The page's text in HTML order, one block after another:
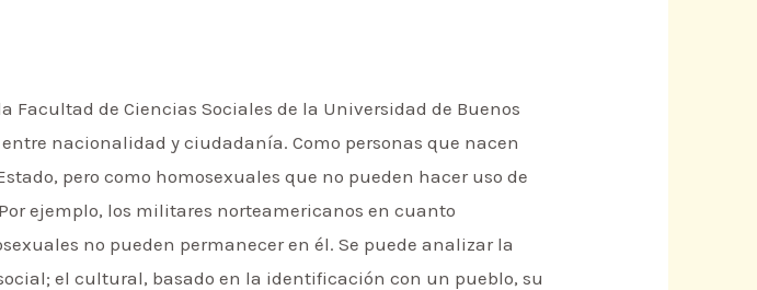
Facultad de Ciencias Sociales de la Universidad de Buenos
nacionalidad y ciudadanía. Como personas que nacen
pero como homosexuales que no pueden hacer uso de
ejemplo, los militares norteamericanos en cuanto
no pueden permanecer en él. Se puede analizar la
el cultural, basado en la identificación con un pueblo, su